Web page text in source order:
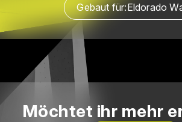
Gebaut für:Eldorado
Möchtet ihr mehr